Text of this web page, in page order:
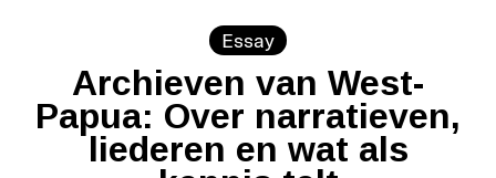
Essay
Archieven van West-
Papua: Over narratieven,
liederen en wat als